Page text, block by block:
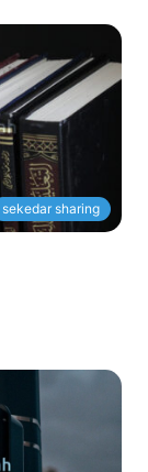
sekedar sharing